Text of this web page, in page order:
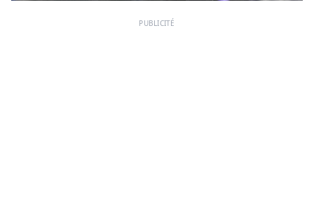
PUBLICITÉ